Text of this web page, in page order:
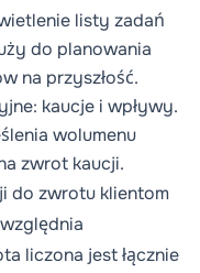
listy zadań
do planowania
na przyszłość.
kaucje i wpływy.
wolumenu
zwrot kaucji.
do zwrotu klientom
liczona jest łącznie